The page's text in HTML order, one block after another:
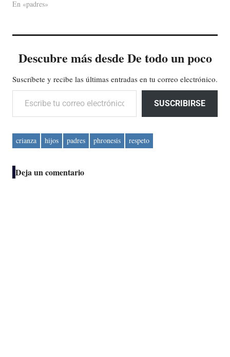
En «padres»
Descubre más desde De todo un poco
Suscríbete y recibe las últimas entradas en tu correo electrónico.
Escribe tu correo electrónico…
SUSCRIBIRSE
crianza hijos padres phronesis respeto
Deja un comentario